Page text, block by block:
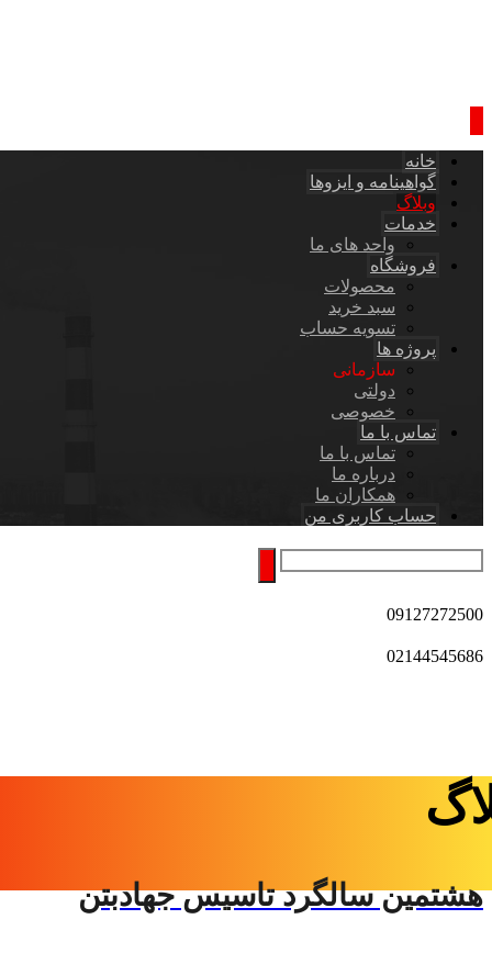
خانه
گواهینامه و ایزوها
وبلاگ
خدمات
واحد های ما
فروشگاه
محصولات
سبد خرید
تسویه حساب
پروژه ها
سازمانی
دولتی
خصوصی
تماس با ما
تماس با ما
درباره ما
همکاران ما
حساب کاربری من
09127272500
02144545686
هشتمین سالگرد تاسیس جهادبتن